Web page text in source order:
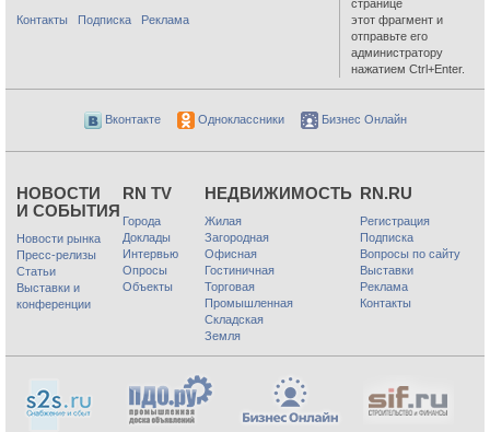
Контакты Подписка Реклама
странице
этот фрагмент и
отправьте его
администратору
нажатием Ctrl+Enter.
Вконтакте Одноклассники Бизнес Онлайн
НОВОСТИ
И СОБЫТИЯ
Новости рынка
Пресс-релизы
Статьи
Выставки и
конференции
RN TV
Города
Доклады
Интервью
Опросы
Объекты
НЕДВИЖИМОСТЬ
Жилая
Загородная
Офисная
Гостиничная
Торговая
Промышленная
Складская
Земля
RN.RU
Регистрация
Подписка
Вопросы по сайту
Выставки
Реклама
Контакты